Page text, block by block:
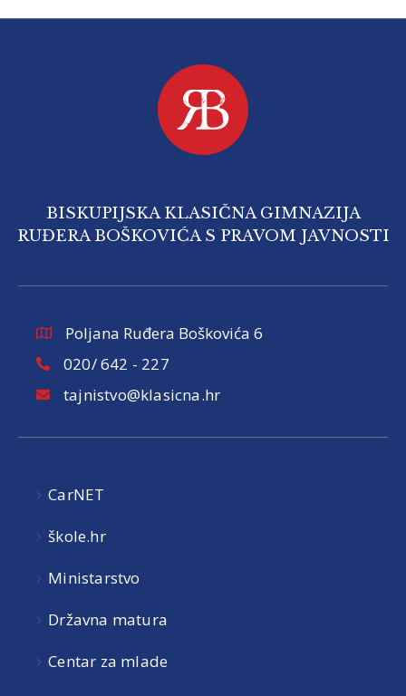
BISKUPIJSKA KLASIČNA GIMNAZIJA
RUĐERA BOŠKOVIĆA S PRAVOM JAVNOSTI
Poljana Ruđera Boškovića 6
020/ 642 - 227
tajnistvo@klasicna.hr
CarNET
škole.hr
Ministarstvo
Državna matura
Centar za mlade